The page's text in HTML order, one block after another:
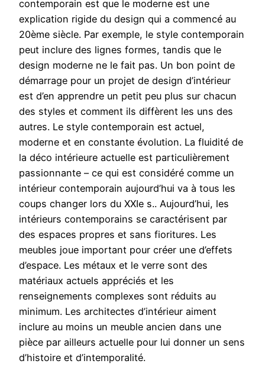
contemporain est que le moderne est une
explication rigide du design qui a commencé au
20ème siècle. Par exemple, le style contemporain
peut inclure des lignes formes, tandis que le
design moderne ne le fait pas. Un bon point de
démarrage pour un projet de design d’intérieur
est d’en apprendre un petit peu plus sur chacun
des styles et comment ils diffèrent les uns des
autres. Le style contemporain est actuel,
moderne et en constante évolution. La fluidité de
la déco intérieure actuelle est particulièrement
passionnante – ce qui est considéré comme un
intérieur contemporain aujourd’hui va à tous les
coups changer lors du XXIe s.. Aujourd’hui, les
intérieurs contemporains se caractérisent par
des espaces propres et sans fioritures. Les
meubles joue important pour créer une d’effets
d’espace. Les métaux et le verre sont des
matériaux actuels appréciés et les
renseignements complexes sont réduits au
minimum. Les architectes d’intérieur aiment
inclure au moins un meuble ancien dans une
pièce par ailleurs actuelle pour lui donner un sens
d’histoire et d’intemporalité.